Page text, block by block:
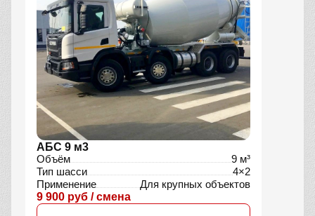
АБС 9 м3
Объём
9 м³
Тип шасси
4×2
Применение
Для крупных объектов
9 900 руб / смена